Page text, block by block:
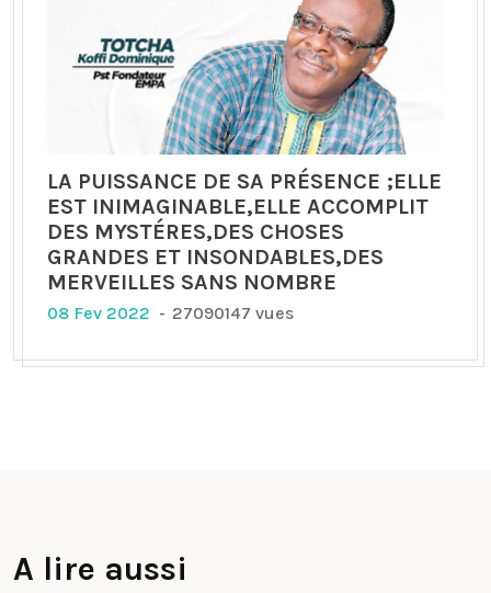
LA PUISSANCE DE SA PRÉSENCE ;ELLE
EST INIMAGINABLE,ELLE ACCOMPLIT
DES MYSTÉRES,DES CHOSES
GRANDES ET INSONDABLES,DES
MERVEILLES SANS NOMBRE
08 Fev 2022 27090147 vues
A lire aussi